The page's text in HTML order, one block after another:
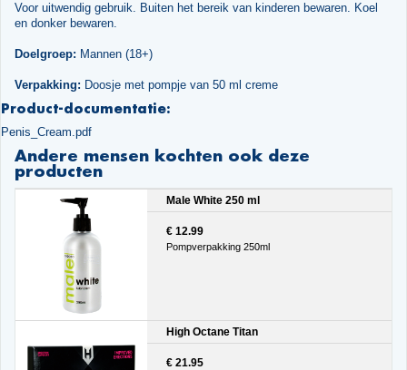
Voor uitwendig gebruik. Buiten het bereik van kinderen bewaren. Koel
en donker bewaren.
Doelgroep: Mannen (18+)
Verpakking: Doosje met pompje van 50 ml creme
Product-documentatie:
Penis_Cream.pdf
Andere mensen kochten ook deze
producten
Male White 250 ml
€ 12.99
Pompverpakking 250ml
High Octane Titan
€ 21.95